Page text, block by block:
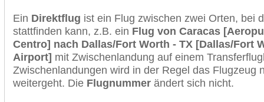
Ein Direktflug ist ein Flug zwischen zwei Orten, bei
stattfinden kann, z.B. ein Flug von Caracas
Centro] nach Dallas/Fort Worth - TX [Dallas/Fort
Airport] mit Zwischenlandung auf einem
Zwischenlandungen wird in der Regel das Flugzeug
weitergeht. Die Flugnummer ändert sich nicht.